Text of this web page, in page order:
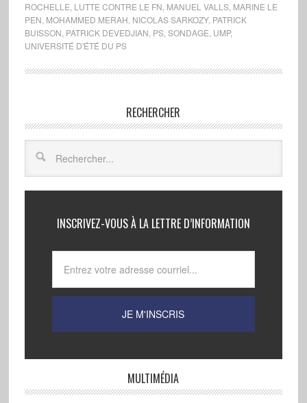
ROCHELLE LUTTE CONTRE LE FN MANUEL VALLS, MARINE LE
PEN MOHAMMED MERAH NICOLAS SARKOZY, PATRICK
BUISSON PATRICK DEVEDJIAN PS, SONDAGE UMP,
UNIVERSITÉ D'ÉTÉ DU PS
RECHERCHER
INSCRIVEZ-VOUS À LA LETTRE D’INFORMATION
MULTIMÉDIA